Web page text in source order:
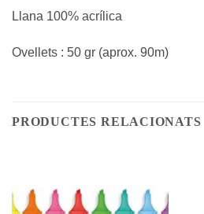
Llana 100% acrílica
Ovellets : 50 gr (aprox. 90m)
PRODUCTES RELACIONATS